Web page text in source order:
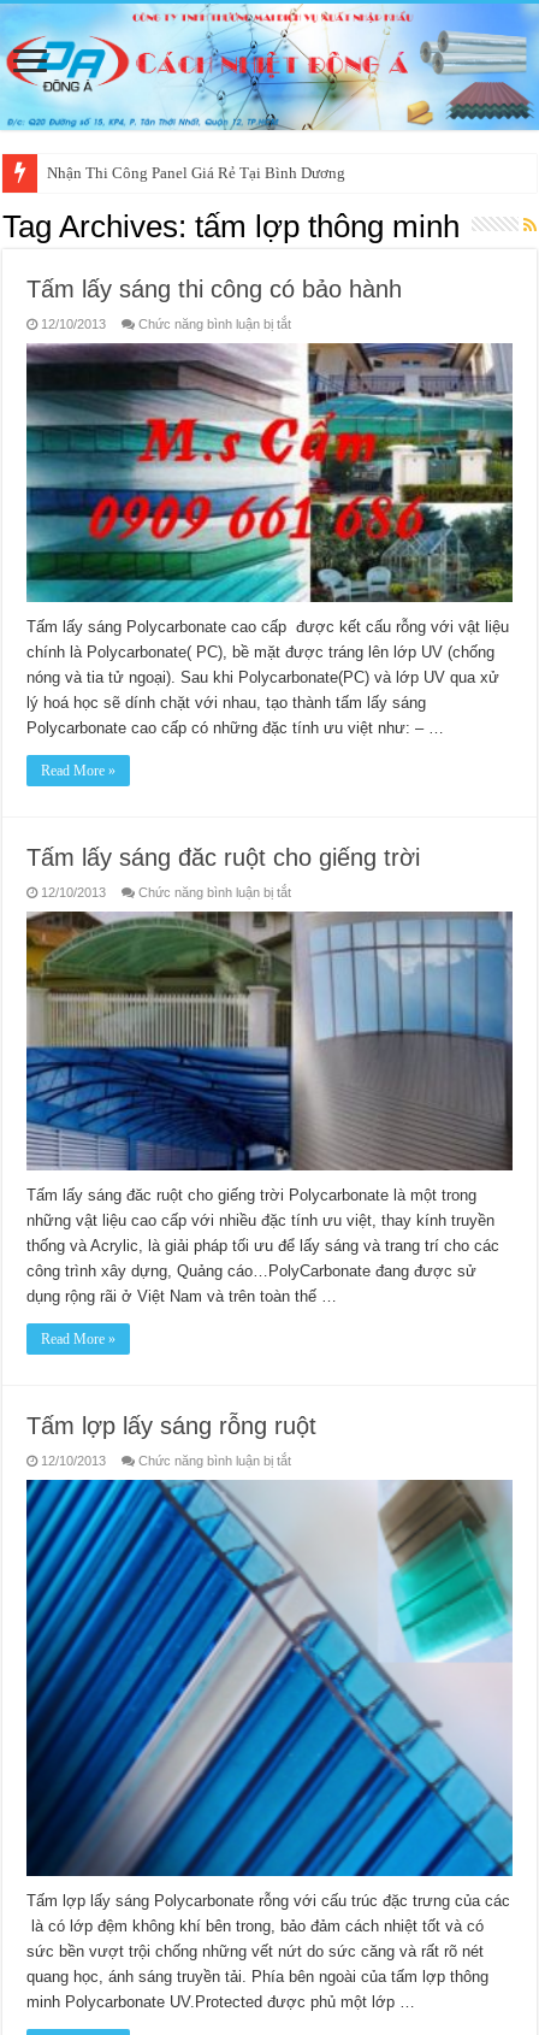
Nhận Thi Công Panel Giá Rẻ Tại Bình Dương
Tag Archives:tấm lợp thông minh
Tấm lấy sáng thi công có bảo hành
12/10/2013 Chức năng bình luận bị tắtở
sáng
thi
công
bảo
hành
Tấm lấy sáng Polycarbonate cao cấp được kết cấu rỗng với vật liệu
chính là Polycarbonate( PC), bề mặt được tráng lên lớp UV (chống
nóng và tia tử ngoại). Sau khi Polycarbonate(PC) và lớp UV qua xử
lý hoá học sẽ dính chặt với nhau, tạo thành tấm lấy sáng
Polycarbonate cao cấp có những đặc tính ưu việt như: – …
Read More »
Tấm lấy sáng đăc ruột cho giếng trời
12/10/2013 Chức năng bình luận bị tắtở
sáng
đăc
ruột
trời
Tấm lấy sáng đăc ruột cho giếng trời Polycarbonate là một trong
những vật liệu cao cấp với nhiều đặc tính ưu việt, thay kính truyền
thống và Acrylic, là giải pháp tối ưu để lấy sáng và trang trí cho các
công trình xây dựng, Quảng cáo…PolyCarbonate đang được sử
dụng rộng rãi ở Việt Nam và trên toàn thế …
Read More »
Tấm lợp lấy sáng rỗng ruột
12/10/2013 Chức năng bình luận bị tắtở
Tấm lợp lấy sáng Polycarbonate rỗng với cấu trúc đặc trưng của các
là có lớp đệm không khí bên trong, bảo đảm cách nhiệt tốt và có
sức bền vượt trội chống những vết nứt do sức căng và rất rõ nét
quang học, ánh sáng truyền tải. Phía bên ngoài của tấm lợp thông
minh Polycarbonate UV.Protected được phủ một lớp …